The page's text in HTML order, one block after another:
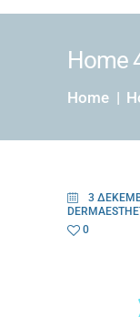
Home
Home
BLOG
3
0